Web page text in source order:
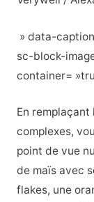
» data-
sc-block-
container=
En
complexes,
point de vue
de maïs avec
flakes, une